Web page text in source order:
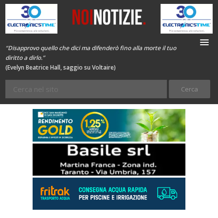
“Disapprovo quello che dici ma difenderò fino alla morte il tuo
diritto a dirlo.”
(Evelyn Beatrice Hall, saggio su Voltaire)